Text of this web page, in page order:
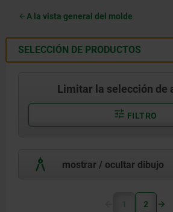
A la vista general del molde
SELECCIÓN DE PRODUCTOS
Limitar la selección de
FILTRO
mostrar / ocultar dibujo
1 2